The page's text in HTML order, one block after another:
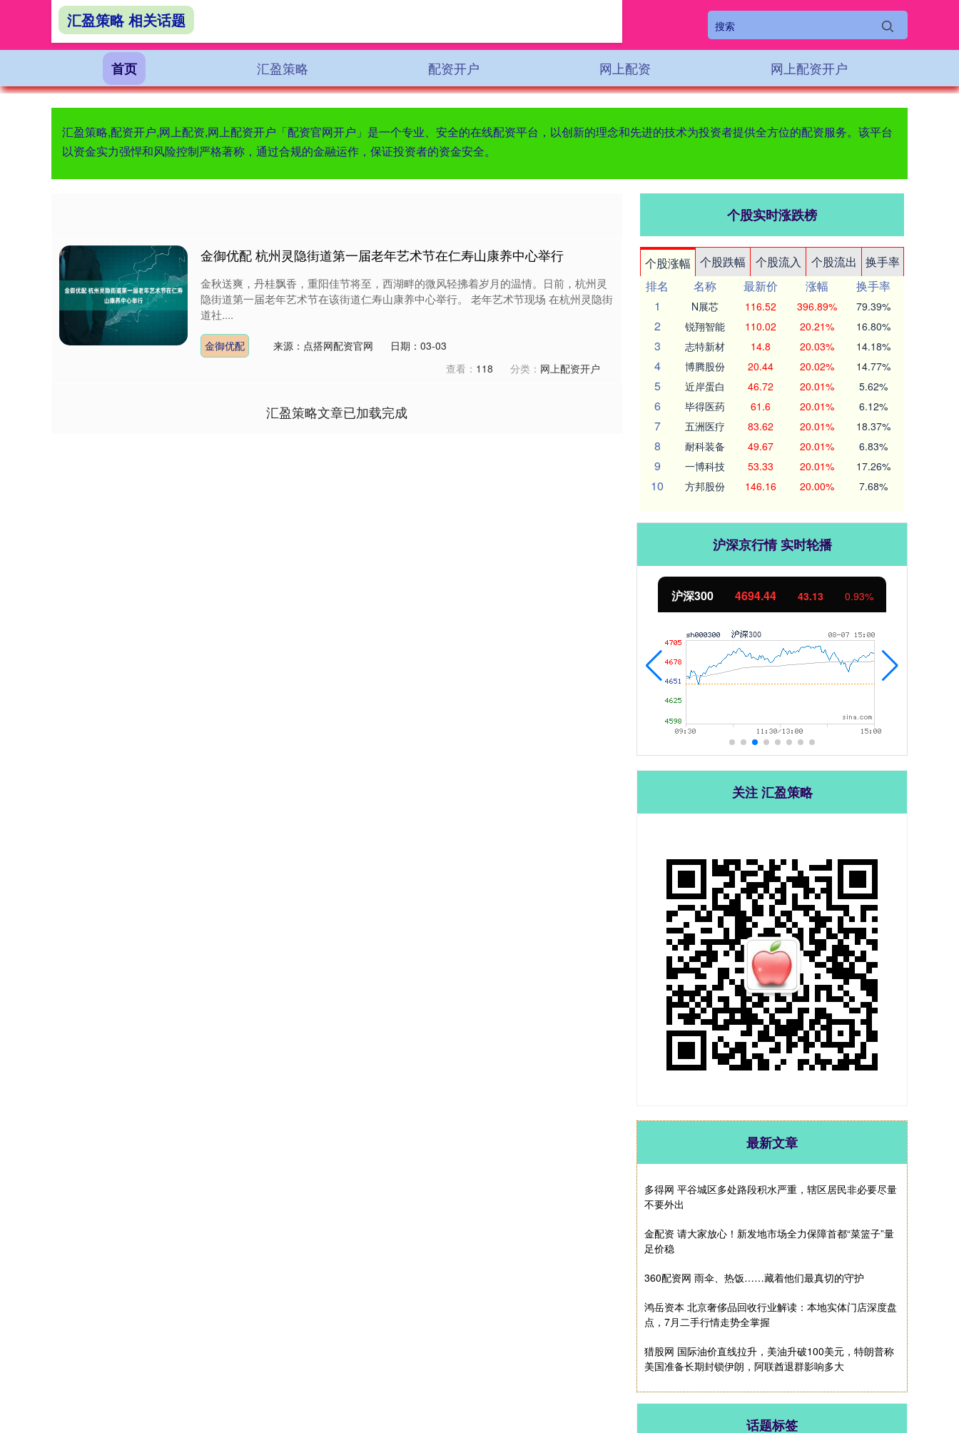
首页 汇盈策略 配资开户 网上配资 网上配资开户
汇盈策略,配资开户,网上配资,网上配资开户「配资官网开户」是一个专业、安全的在线配资平台，以创新的理念和先进的技术为投资者提供全方位的配资服务。该平台
以资金实力强悍和风险控制严格著称，通过合规的金融运作，保证投资者的资金安全。
汇盈策略 相关话题
金御优配 杭州灵隐街道第一届老年艺术节在仁寿山康养中心举行
金秋送爽，丹桂飘香，重阳佳节将至，西湖畔的微风轻拂着岁月的温情。日前，杭州灵
隐街道第一届老年艺术节在该街道仁寿山康养中心举行。 老年艺术节现场 在杭州灵隐街
道社....
金御优配 来源：点搭网配资官网
日期：03-03
查看： 118 分类： 网上配资开户
汇盈策略文章已加载完成
个股实时涨跌榜
个股涨幅 个股跌幅 个股流入 个股流出
换手率
排名
名称 最新价 涨幅
换手率
1
N展芯 116.52 396.89% 79.39%
2 锐翔智能 110.02 20.21% 16.80%
3 志特新材 14.8 20.03% 14.18%
4 博腾股份 20.44 20.02% 14.77%
5 近岸蛋白 46.72 20.01% 5.62%
6 毕得医药 61.6 20.01% 6.12%
7 五洲医疗 83.62 20.01% 18.37%
8 耐科装备 49.67 20.01% 6.83%
9 一博科技 53.33 20.01% 17.26%
10 方邦股份 146.16 20.00% 7.68%
沪深京行情 实时轮播
北证50 1134.24 11.37 1.01%
关注 汇盈策略
最新文章
多得网 平谷城区多处路段积水严重，辖区居民非必要尽量
不要外出
金配资 请大家放心！新发地市场全力保障首都“菜篮子”量
足价稳
360配资网 雨伞、热饭……藏着他们最真切的守护
鸿岳资本 北京奢侈品回收行业解读：本地实体门店深度盘
点，7月二手行情走势全掌握
猎股网 国际油价直线拉升，美油升破100美元，特朗普称
美国准备长期封锁伊朗，阿联酋退群影响多大
话题标签